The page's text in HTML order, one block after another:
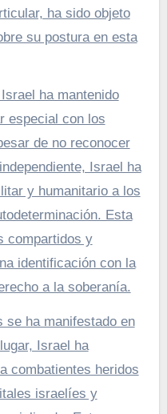
ha sido objeto
su postura en esta
ha mantenido
especial con los
de no reconocer
Israel ha
y humanitario a los
Esta
compartidos y
identificación con la
a la soberanía.
se ha manifestado en
Israel ha
combatientes heridos
israelíes y